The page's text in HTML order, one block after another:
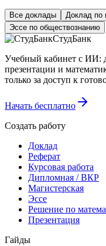
Все доклады Доклад по
Эссе по обществознанию
СтудБанк
Учебный кабинет с ИИ:
презентации и
только за доступ к
Начать бесплатно
Создать работу
Доклад
Реферат
Курсовая работа
Дипломная / ВКР
Магистерская
Эссе
Решение по
Презентация
Гайды